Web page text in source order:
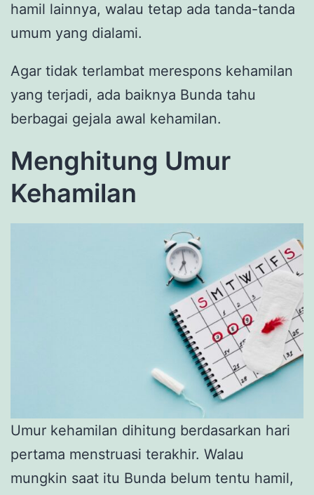
hamil lainnya, walau tetap ada tanda-tanda
umum yang dialami.
Agar tidak terlambat merespons kehamilan
yang terjadi, ada baiknya Bunda tahu
berbagai gejala awal kehamilan.
Menghitung Umur
Kehamilan
Umur kehamilan dihitung berdasarkan hari
pertama menstruasi terakhir. Walau
mungkin saat itu Bunda belum tentu hamil,